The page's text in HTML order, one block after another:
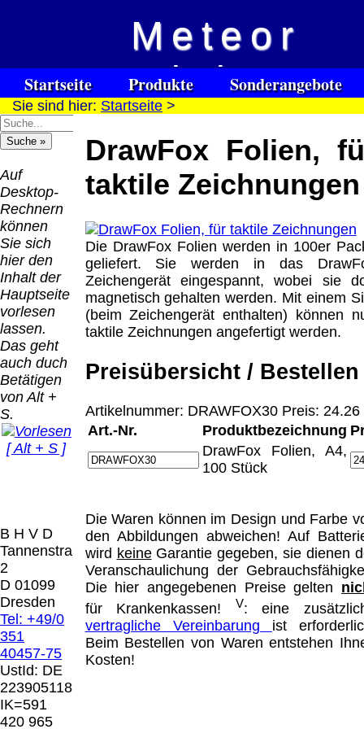
Meteor
Vision
Spezialuhrenspecial
watches
/ deafblind / sourdes et aveugles
Startseite Produkte
Sonderangebote
Kontakt
Impressum
Links
Hilfsmittel
Warenkorb
Sie sind hier: Startseite >
Auf
Desktop-
Rechnern
können
Sie sich
hier den
Inhalt der
Hauptseite
vorlesen
lassen.
Das geht
auch duch
Betätigen
von Alt +
S.
[ Alt + S ]
B H V D
Tannenstrasse
2
D 01099
Dresden
Tel: +49/0
351
40457-75
UstId: DE
223905118
IK=591
420 965
DrawFox Folien,
taktile Zeichnungen
Die DrawFox Folien werden in 100er
geliefert. Sie werden in das
Zeichengerät eingespannt, wobei sie
magnetisch gehalten werden. Mit einem
(beim Zeichengerät enthalten) können
taktile Zeichnungen angefertigt werden.
Preisübersicht / Bestellen
Artikelnummer: DRAWFOX30 Preis: 24.26
Art.-Nr.
Produktbezeichnung
DrawFox Folien, A4,
100 Stück
Die Waren können im Design und Farbe
den Abbildungen abweichen! Auf
wird keineGarantie gegeben, sie dienen
Veranschaulichung der
Die hier angegebenen Preise gelten
für Krankenkassen!
V: eine
vertragliche Vereinbarung ist
Beim Bestellen von Waren entstehen
Kosten!
QR
Code:
Versandkosten DHL
Standard bis 5kg
Deutschland
8.95 €
Deutschland
Vorkasse: 6.95
€
PayPal: 6.95 €
EU (inkl.
Schweiz)
Vorkasse:
20.00 €
EU (inkl.
Schweiz)
€
Der Versand erfolgt
als versichertes
Paket.
Selbstabholung
Ausstellungen:
0.00 €
Software
Download only
Deutschland
0.00 €
Deutschland
PayPal:
0.00 €
Schweiz)
Vorkasse:
0.00 €
EU (inkl.
Schweiz)
PayPal:
0.00 €
Bei dieser
Versandart
Email z.B. einen
Lizenzschlüssel
und die
Rechnung /
keinen
Datenträger.
Die in diesem Dokument genannten
Warenzeichen sind Eigentum der jeweiligen
Firmen. Preisänderungen, Irrtümer und
technische Änderungen vorbehalten.
letzte Änderung: 10. März 2026 Blinden
Hilfsmittel Vertrieb Dresden,
Mit einem Urteil vom 12.05.1998 - 312 O
85/98 - Haftung für Links hat das Landgericht
Wir
[ 7589 ]